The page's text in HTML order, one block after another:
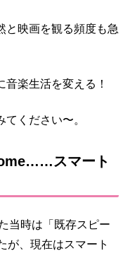
と映画を観る頻度も急
楽生活を変える！
ください〜。
スマート
当時は「既存スピー
が、現在はスマート